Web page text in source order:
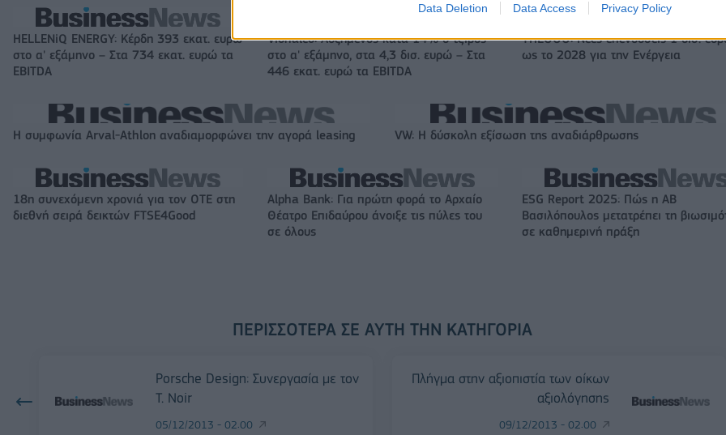
Data Deletion Data Access Privacy Policy
HELLENiQ ENERGY: Κέρδη 393 εκατ. ευρώ
στο α' εξάμηνο – Στα 734 εκατ. ευρώ τα
EBITDA
Viohalco: Αυξημένος κατά 14% ο τζίρος
στο α' εξάμηνο, στα 4,3 δισ. ευρώ – Στα
446 εκατ. ευρώ τα EBITDA
ΥΠΕΘΟΟ: Νέες επενδύσεις 1 δισ.
ως το 2028 για την Ενέργεια
Η συμφωνία Arval-Athlon αναδιαμορφώνει την αγορά leasing VW: Η δύσκολη εξίσωση της αναδιάρθρωσης
18η συνεχόμενη χρονιά για τον ΟΤΕ στη
διεθνή σειρά δεικτών FTSE4Good
Alpha Bank: Για πρώτη φορά το Αρχαίο
Θέατρο Επιδαύρου άνοιξε τις πύλες του
σε όλους
ESG Report 2025: Πώς η ΑΒ
Βασιλόπουλος μετατρέπει τη
σε καθημερινή πράξη
ΠΕΡΙΣΣΌΤΕΡΑ ΣΕ ΑΥΤΉ ΤΗΝ ΚΑΤΗΓΟΡΊΑ
Porsche Design: Συνεργασία με τον
T. Noir
05/12/2013 - 02:00
Πλήγμα στην αξιοπιστία των οίκων
αξιολόγησης
09/12/2013 - 02:00